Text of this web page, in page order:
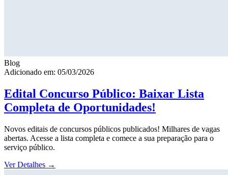
Blog
Adicionado em: 05/03/2026
Edital Concurso Público: Baixar Lista
Completa de Oportunidades!
Novos editais de concursos públicos publicados! Milhares de vagas
abertas. Acesse a lista completa e comece a sua preparação para o
serviço público.
Ver Detalhes →